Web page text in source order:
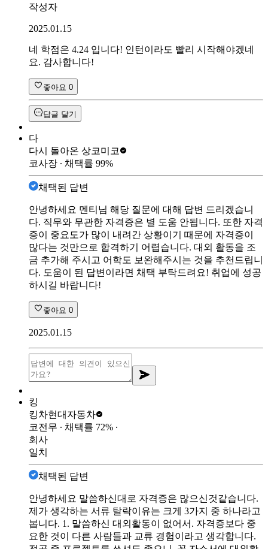
작성자
2025.01.15
네 학점은 4.24 입니다! 인턴이라도 빨리 시작해야겠네
요. 감사합니다!
좋아요 0
답글 달기
다
다시 돌아온 상코미코
코사장 ∙ 채택률 99%
채택된 답변
안녕하세요 멘티님 해당 질문에 대해 답변 드리겠습니
다. 직무와 무관한 자격증은 별 도움 안됩니다. 또한 자격
증이 중요도가 많이 내려간 상황이기 때문에 자격증이
많다는 것만으로 합격하기 어렵습니다. 대외 활동을 조
금 추가해 주시고 어학도 보완해주시는 것을 추천드립니
다. 도움이 된 답변이라면 채택 부탁드려요! 취업에 성공
하시길 바랍니다!
좋아요 0
2025.01.15
킹
킹차현대자동차
코전무 ∙ 채택률 72% ∙
회사
일치
채택된 답변
안녕하세요 말씀하신대로 자격증은 많으신것같습니다.
제가 생각하는 서류 탈락이유는 크게 3가지 중 하나라고
봅니다. 1. 말씀하신 대외활동이 없어서. 자격증보다 중
요한 것이 다른 사람들과 교류 경험이라고 생각합니다.